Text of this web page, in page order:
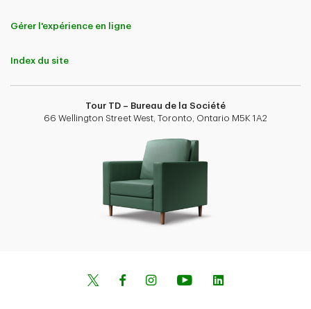
Gérer l'expérience en ligne
Index du site
Tour TD – Bureau de la Société
66 Wellington Street West, Toronto, Ontario M5K 1A2